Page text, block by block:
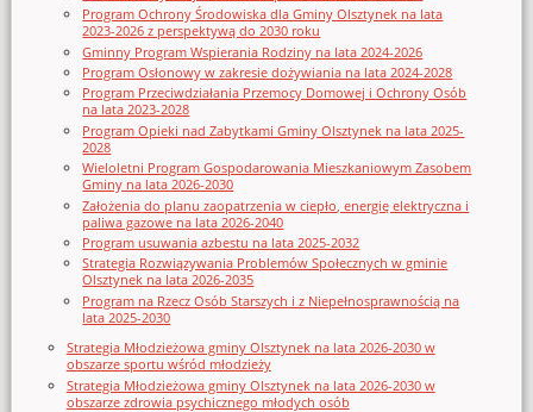
Program Ochrony Środowiska dla Gminy Olsztynek na lata
2023-2026 z perspektywą do 2030 roku
Gminny Program Wspierania Rodziny na lata 2024-2026
Program Osłonowy w zakresie dożywiania na lata 2024-2028
Program Przeciwdziałania Przemocy Domowej i Ochrony Osób
na lata 2023-2028
Program Opieki nad Zabytkami Gminy Olsztynek na lata 2025-
2028
Wieloletni Program Gospodarowania Mieszkaniowym Zasobem
Gminy na lata 2026-2030
Założenia do planu zaopatrzenia w ciepło, energię elektryczna i
paliwa gazowe na lata 2026-2040
Program usuwania azbestu na lata 2025-2032
Strategia Rozwiązywania Problemów Społecznych w gminie
Olsztynek na lata 2026-2035
Program na Rzecz Osób Starszych i z Niepełnosprawnością na
lata 2025-2030
Strategia Młodzieżowa gminy Olsztynek na lata 2026-2030 w
obszarze sportu wśród młodzieży
Strategia Młodzieżowa gminy Olsztynek na lata 2026-2030 w
obszarze zdrowia psychicznego młodych osób